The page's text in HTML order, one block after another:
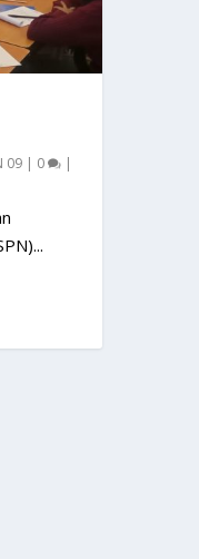
09 | 0 |